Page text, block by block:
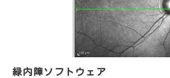
緑内障ソフトウェア